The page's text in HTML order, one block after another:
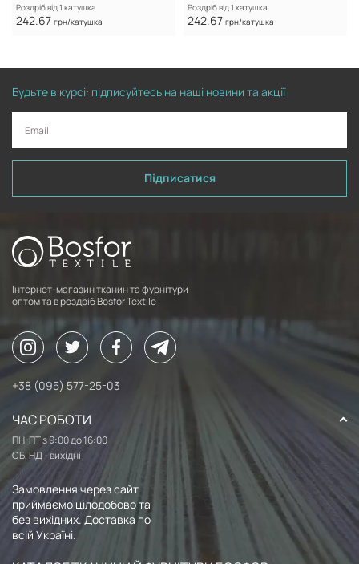
Роздріб від 1 катушка
242.67 грн/катушка
Роздріб від 1 катушка
242.67 грн/катушка
Будьте в курсі: підписуйтесь на наші новини та акції
Підписатися
Інтернет-магазин тканин та фурнітури
оптом та в роздріб Bosfor Textile
+38 (095) 577-25-03
ЧАС РОБОТИ
ПН-ПТ з 9:00 до 16:00
СБ, НД - вихідні
Замовлення через сайт
приймаємо цілодобово та
без вихідних. Доставка по
всій Україні.